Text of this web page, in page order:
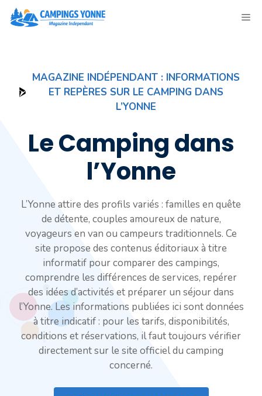
Aller
MAGAZINE INDÉPENDANT : INFORMATIONS
ET REPÈRES SUR LE CAMPING DANS
L’YONNE
Le Camping dans
l’Yonne
L’Yonne attire des profils variés : familles en quête
de détente, couples amoureux de nature,
voyageurs en van ou campeurs traditionnels. Ce
site propose des contenus éditoriaux à titre
informatif pour comparer des campings,
comprendre les différences de services, repérer
des idées d’activités et préparer un séjour dans
l’Yonne. Les informations publiées ici sont données
à titre indicatif : pour les tarifs, disponibilités,
conditions et réservations, il faut toujours vérifier
directement sur le site officiel du camping
concerné.